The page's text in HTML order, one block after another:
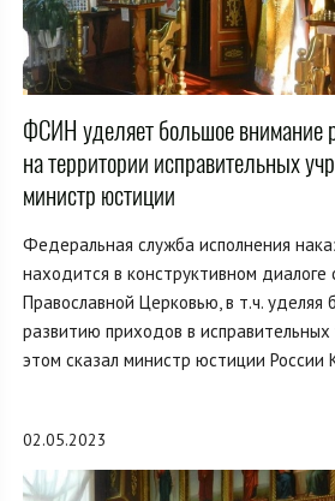
ФСИН уделяет большое внимание
на территории исправительных
министр юстиции
Федеральная служба исполнения
находится в конструктивном диалоге
Православной Церковью, в т.ч. уделяя
развитию приходов в
этом сказал министр юстиции России
02.05.2023